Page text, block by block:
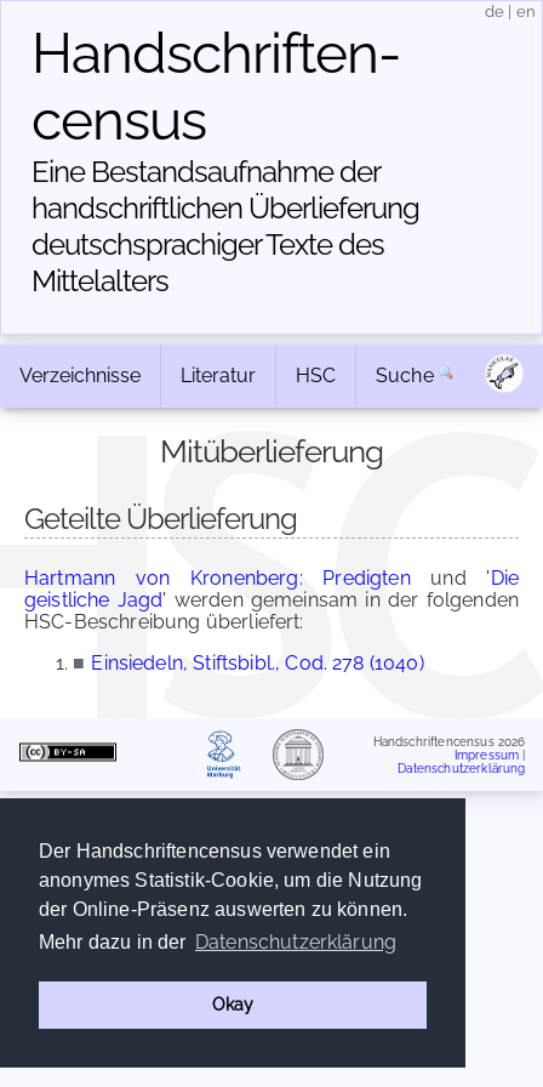
Der Handschriftencensus verwendet ein
anonymes Statistik-Cookie, um die Nutzung
der Online-Präsenz auswerten zu können.
Mehr dazu in der Datenschutzerklärung
Okay
Handschriften­
census
Eine Bestandsaufnahme der
handschriftlichen Über­lieferung
deutschsprachiger Texte des
Mittelalters
de en
Verzeichnisse Literatur HSC Suche
Mitüberlieferung
Geteilte Überlieferung
Hartmann von Kronenberg: Predigtenund 'Die
geistliche Jagd' werden gemeinsam in der folgenden
HSC-Beschreibung überliefert:
■ Einsiedeln, Stiftsbibl., Cod. 278 (1040)
Handschriftencensus 2026
Impressum
Datenschutzerklärung